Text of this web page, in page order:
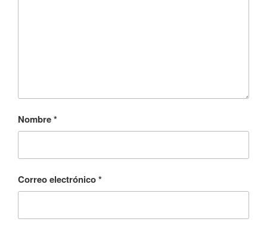
Nombre*
Correo electrónico*